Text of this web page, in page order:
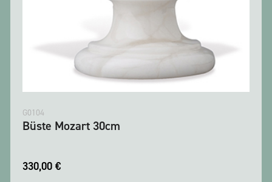
G0104
Büste Mozart 30cm
330,00 €